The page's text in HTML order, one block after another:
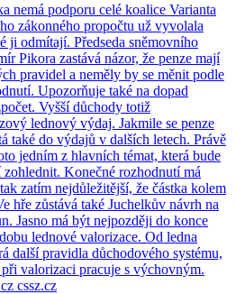
nemá podporu celé koalice Varianta
zákonného propočtu už vyvolala
ji odmítají. Předseda sněmovního
Pikora zastává názor, že penze mají
pravidel a neměly by se měnit podle
Upozorňuje také na dopad
Vyšší důchody totiž
lednový výdaj. Jakmile se penze
také do výdajů v dalších letech. Právě
jedním z hlavních témat, která bude
Konečné rozhodnutí má
zatím nejdůležitější, že částka kolem
hře zůstává také Juchelkův návrh na
Jasno má být nejpozději do konce
lednové valorizace. Od ledna
další pravidla důchodového systému,
valorizaci pracuje s výchovným.
cssz.cz